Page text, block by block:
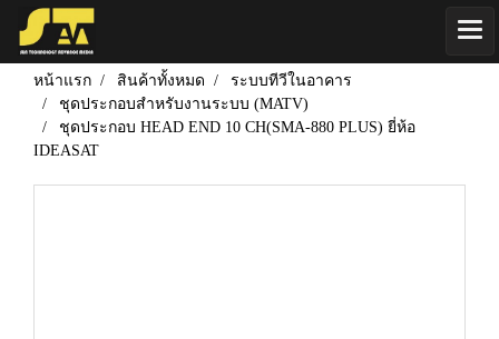
หน้าแรก สินค้าทั้งหมด
ระบบทีวีในอาคาร
ชุดประกอบสำหรับงานระบบ (MATV)
ชุดประกอบ HEAD END 10 CH(SMA-880 PLUS) ยี่ห้อ
IDEASAT